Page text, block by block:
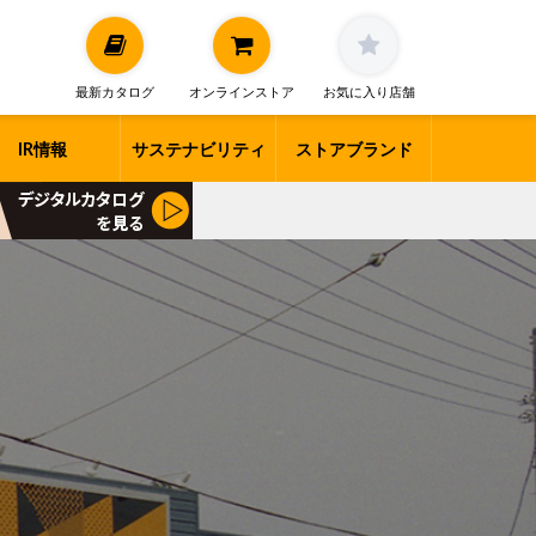
最新カタログ オンラインストア お気に入り店舗
IR情報 サステナビリティ ストアブランド